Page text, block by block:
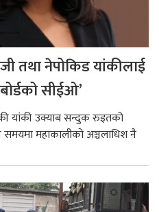
तथा नेपोकिड यांकीलाई
सीईओ’
यांकी उक्याब सन्दुक रुइतको
महाकालीको अञ्चलाधिश नै